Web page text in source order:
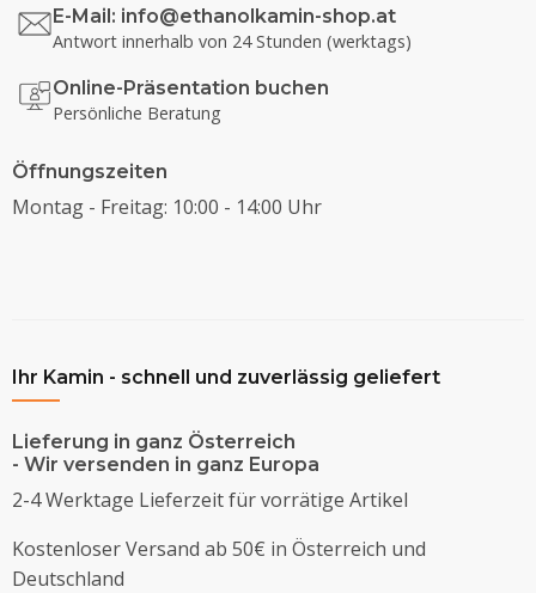
E-Mail: info@ethanolkamin-shop.at
Antwort innerhalb von 24 Stunden (werktags)
Online-Präsentation buchen
Persönliche Beratung
Öffnungszeiten
Montag - Freitag: 10:00 - 14:00 Uhr
Ihr Kamin - schnell und zuverlässig geliefert
Lieferung in ganz Österreich
- Wir versenden in ganz Europa
2-4 Werktage Lieferzeit für vorrätige Artikel
Kostenloser Versand ab 50€ in Österreich und
Deutschland